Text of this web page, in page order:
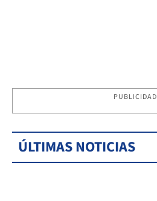
PUBLICIDAD
ÚLTIMAS NOTICIAS